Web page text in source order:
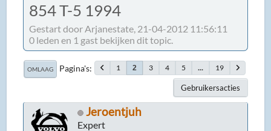
854 T-5 1994
Gestart door Arjanestate, 21-04-2012 11:56:11
0 leden en 1 gast bekijken dit topic.
OMLAAG Pagina's 1 2 3 4 5 ... 19
Gebruikersacties
Jeroentjuh
Expert